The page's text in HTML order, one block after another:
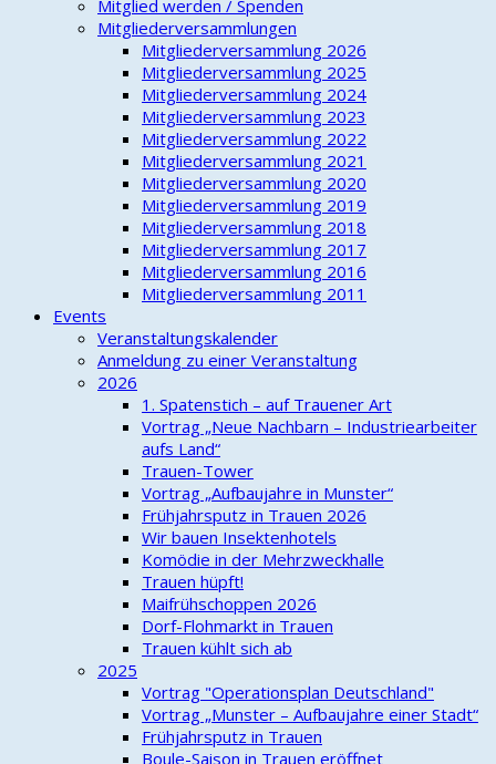
Mitglied werden / Spenden
Mitgliederversammlungen
Mitgliederversammlung 2026
Mitgliederversammlung 2025
Mitgliederversammlung 2024
Mitgliederversammlung 2023
Mitgliederversammlung 2022
Mitgliederversammlung 2021
Mitgliederversammlung 2020
Mitgliederversammlung 2019
Mitgliederversammlung 2018
Mitgliederversammlung 2017
Mitgliederversammlung 2016
Mitgliederversammlung 2011
Events
Veranstaltungskalender
Anmeldung zu einer Veranstaltung
2026
1. Spatenstich – auf Trauener Art
Vortrag „Neue Nachbarn – Industriearbeiter
aufs Land“
Trauen-Tower
Vortrag „Aufbaujahre in Munster“
Frühjahrsputz in Trauen 2026
Wir bauen Insektenhotels
Komödie in der Mehrzweckhalle
Trauen hüpft!
Maifrühschoppen 2026
Dorf-Flohmarkt in Trauen
Trauen kühlt sich ab
2025
Vortrag "Operationsplan Deutschland"
Vortrag „Munster – Aufbaujahre einer Stadt“
Frühjahrsputz in Trauen
Boule-Saison in Trauen eröffnet